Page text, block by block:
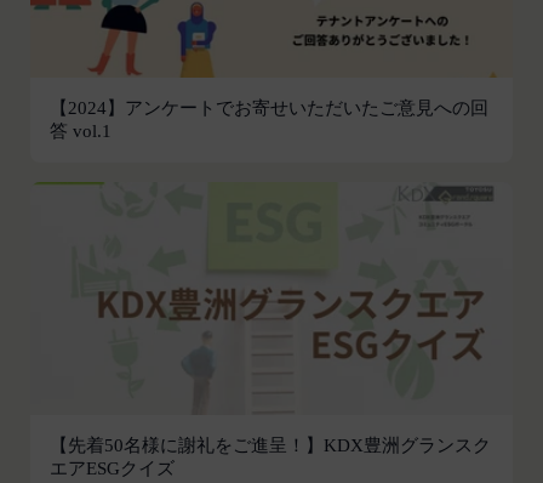
【2024】アンケートでお寄せいただいたご意見への回
答 vol.1
【先着50名様に謝礼をご進呈！】KDX豊洲グランスク
エアESGクイズ
会員は、提供物について、自らが使用等についての
適法な権利を有していることおよび提供物が第三者
の権利を侵害していないことについて保証するもの
とします。
会員は、当社および当社から提供物の権利を承継し
格権を行使しないことをあらかじめ承諾するものと
電子メールの送信、当社ウェブサイト上における掲
示その他当社が適当と認める方法により会員に通知
当社は、前項に定める通知を書面の送付、電子メー
ルの送信によって行う場合、会員が申込時（変更手